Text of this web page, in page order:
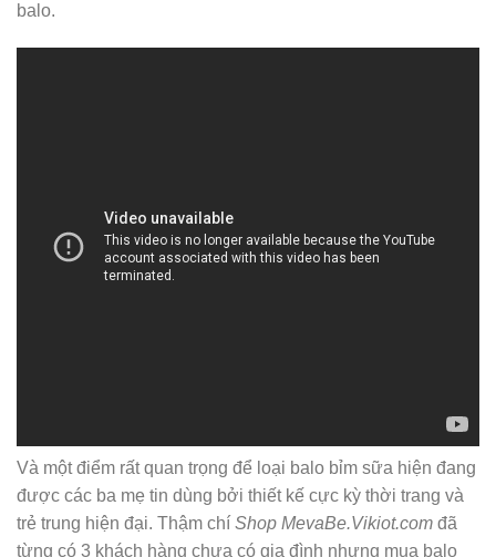
balo.
Và một điểm rất quan trọng để loại balo bỉm sữa hiện đang
được các ba mẹ tin dùng bởi thiết kế cực kỳ thời trang và
trẻ trung hiện đại. Thậm chí Shop MevaBe.Vikiot.com đã
từng có 3 khách hàng chưa có gia đình nhưng mua balo